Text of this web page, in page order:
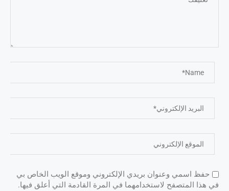
حفظ اسمي وعنوان بريدي الإلكتروني وموقع الويب الخاص بي
في هذا المتصفح لاستخدامهما في المرة القادمة التي أعلق فيها.